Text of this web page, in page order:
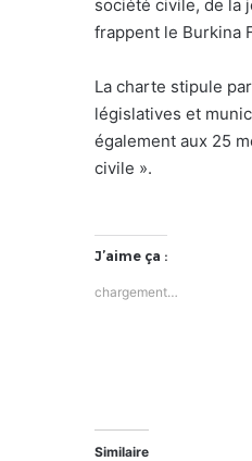
société civile, de la
frappent le Burkina
La charte stipule
législatives et
également aux 25
civile ».
J’aime ça :
chargement…
Similaire